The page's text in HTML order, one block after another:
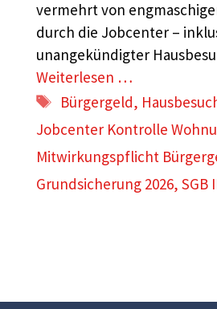
vermehrt von
durch die Jobcenter –
unangekündigter
Weiterlesen …
Schlagwörter
Bürgergeld,
Jobcenter Kontrolle
Mitwirkungspflicht
Grundsicherung 2026, SGB